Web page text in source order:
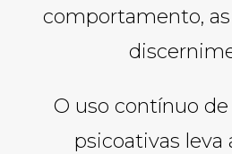
comportamento,
O uso contínuo
psicoativas leva